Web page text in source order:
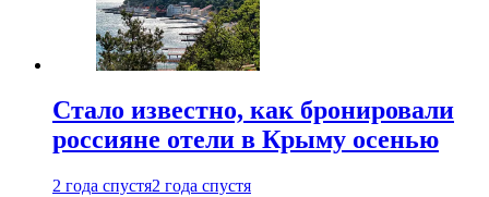
Стало известно, как бронировали
россияне отели в Крыму осенью
2 года спустя2 года спустя